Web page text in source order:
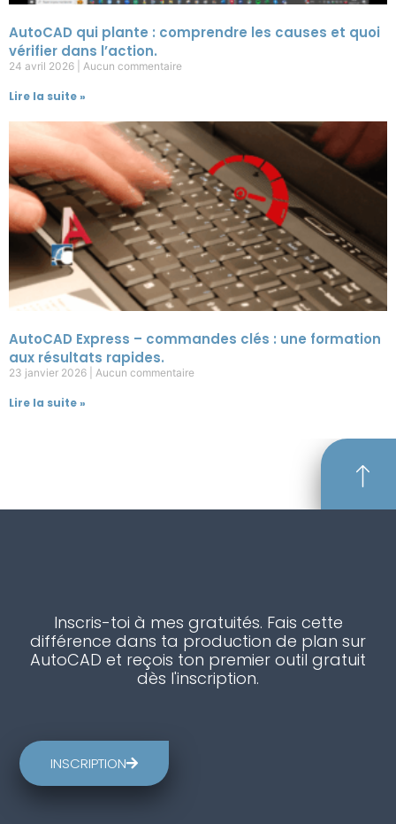
AutoCAD qui plante : comprendre les causes et quoi
vérifier dans l’action.
24 avril 2026 Aucun commentaire
Lire la suite »
AutoCAD Express – commandes clés : une formation
aux résultats rapides.
23 janvier 2026 Aucun commentaire
Lire la suite »
Inscris-toi à mes gratuités. Fais cette
différence dans ta production de plan sur
AutoCAD et reçois ton premier outil gratuit
dès l'inscription.
INSCRIPTION